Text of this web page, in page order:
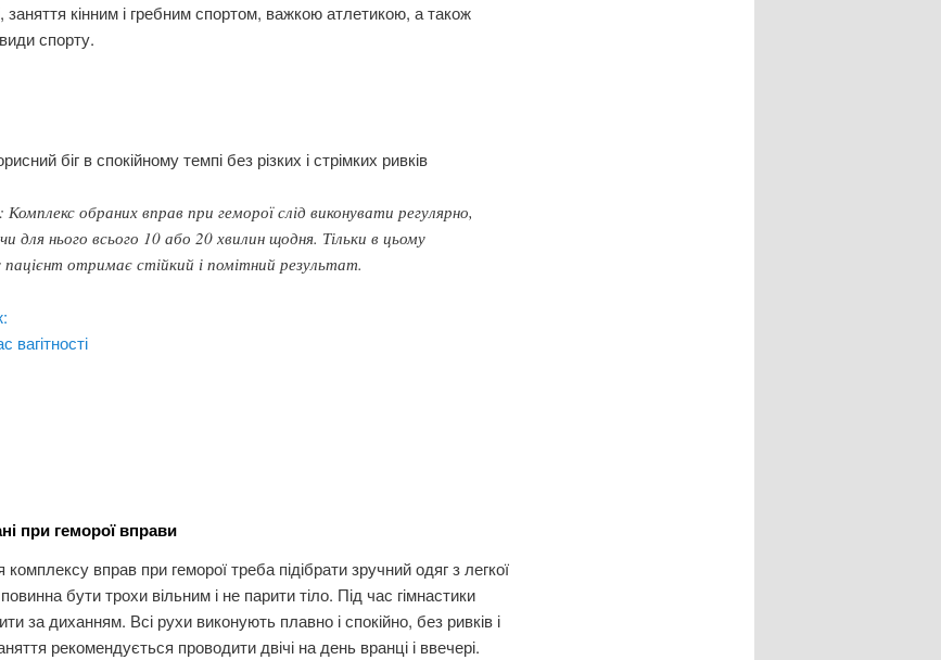
заняття кінним і гребним спортом, важкою атлетикою, а також
спорту.
біг в спокійному темпі без різких і стрімких ривків
обраних вправ при геморої слід виконувати регулярно,
для нього всього 10 або 20 хвилин щодня. Тільки в цьому
пацієнт отримає стійкий і помітний результат.
вагітності
при геморої вправи
вправ при геморої треба підібрати зручний одяг з легкої
бути трохи вільним і не парити тіло. Під час гімнастики
за диханням. Всі рухи виконують плавно і спокійно, без ривків і
рекомендується проводити двічі на день вранці і ввечері.